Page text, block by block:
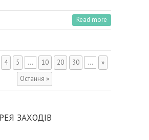
Read more
4 5 ... 10 20 30 ...
»
Остання »
ЗАХОДІВ